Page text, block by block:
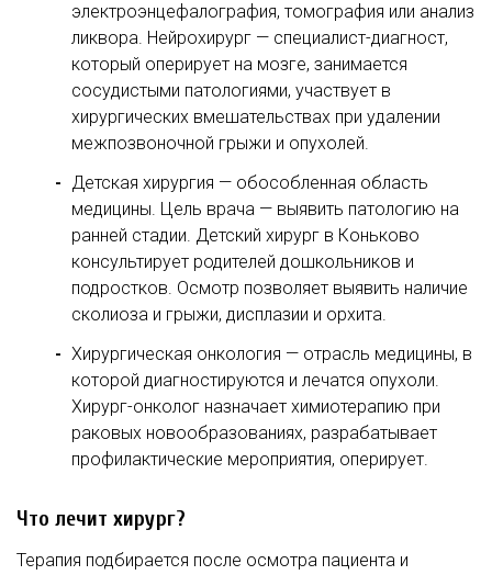
электроэнцефалография, томография или анализ
ликвора. Нейрохирург — специалист-диагност,
который оперирует на мозге, занимается
сосудистыми патологиями, участвует в
хирургических вмешательствах при удалении
межпозвоночной грыжи и опухолей.
Детская хирургия — обособленная область
медицины. Цель врача — выявить патологию на
ранней стадии. Детский хирург в Коньково
консультирует родителей дошкольников и
подростков. Осмотр позволяет выявить наличие
сколиоза и грыжи, дисплазии и орхита.
Хирургическая онкология — отрасль медицины, в
которой диагностируются и лечатся опухоли.
Хирург-онколог назначает химиотерапию при
раковых новообразованиях, разрабатывает
профилактические мероприятия, оперирует.
Что лечит хирург?
Терапия подбирается после осмотра пациента и